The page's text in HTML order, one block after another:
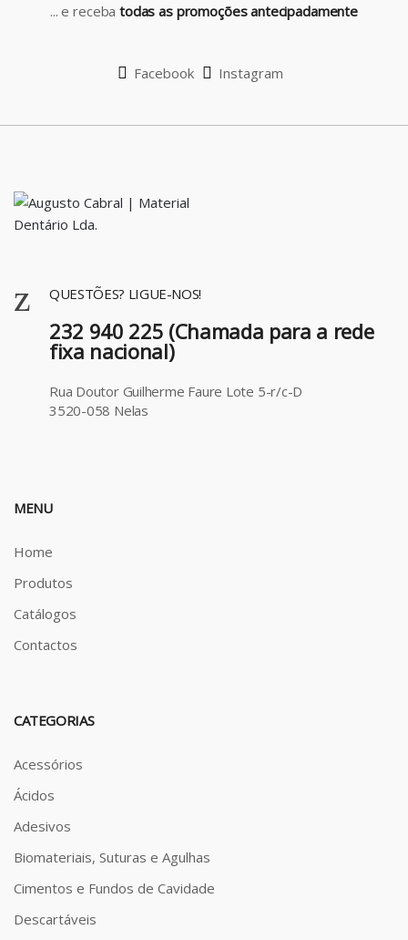
... e recebatodas as promoções antecipadamente
Facebook Instagram
QUESTÕES? LIGUE-NOS!
232 940 225 (Chamada para a rede
fixa nacional)
Rua Doutor Guilherme Faure Lote 5-r/c-D
3520-058 Nelas
MENU
Home
Produtos
Catálogos
Contactos
CATEGORIAS
Acessórios
Ácidos
Adesivos
Biomateriais, Suturas e Agulhas
Cimentos e Fundos de Cavidade
Descartáveis